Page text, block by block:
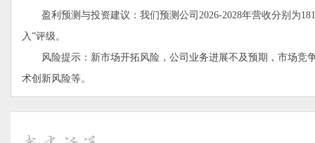
盈利预测与投资建议：我们预测公司2026-2028年营收分别为
入”评级。
风险提示：新市场开拓风险，公司业务进展不及预期，市场竞
术创新风险等。